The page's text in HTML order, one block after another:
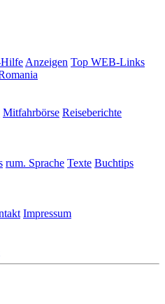
Hilfe Anzeigen Top WEB-Links
Mitfahrbörse Reiseberichte
rum. Sprache Texte Buchtips
Impressum